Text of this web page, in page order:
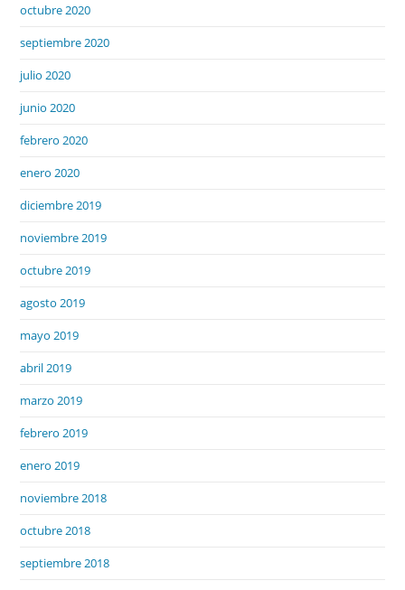
octubre 2020
septiembre 2020
julio 2020
junio 2020
febrero 2020
enero 2020
diciembre 2019
noviembre 2019
octubre 2019
agosto 2019
mayo 2019
abril 2019
marzo 2019
febrero 2019
enero 2019
noviembre 2018
octubre 2018
septiembre 2018